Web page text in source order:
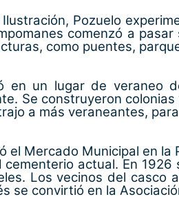
Pozuelo
comenzó a
como puentes,
en un lugar de veraneo
Se construyeron
a más veraneantes,
el Mercado Municipal en
actual. En
Los vecinos del casco
se convirtió en la